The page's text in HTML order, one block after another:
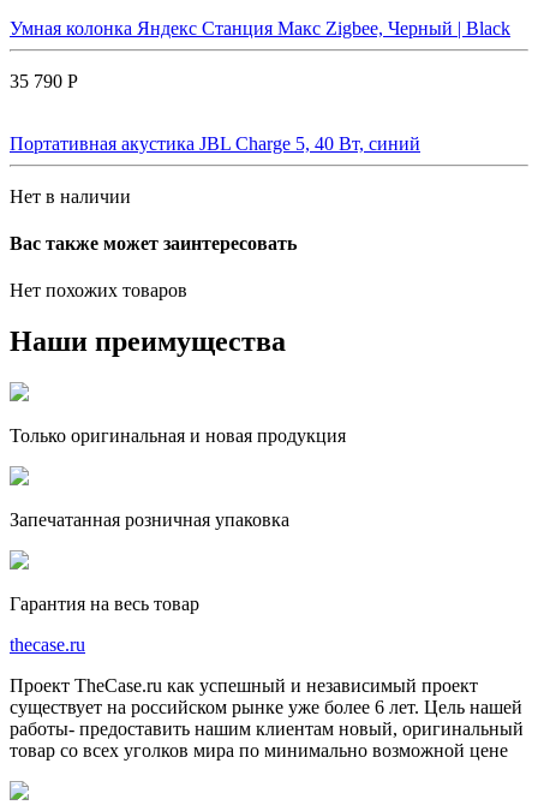
Умная колонка Яндекс Станция Макс Zigbee, Черный | Black
35 790 Р
Портативная акустика JBL Charge 5, 40 Вт, синий
Нет в наличии
Вас также может заинтересовать
Нет похожих товаров
Наши преимущества
Только оригинальная и новая продукция
Запечатанная розничная упаковка
Гарантия на весь товар
thecase.ru
Проект TheCase.ru как успешный и независимый проект
существует на российском рынке уже более 6 лет. Цель нашей
работы- предоставить нашим клиентам новый, оригинальный
товар со всех уголков мира по минимально возможной цене